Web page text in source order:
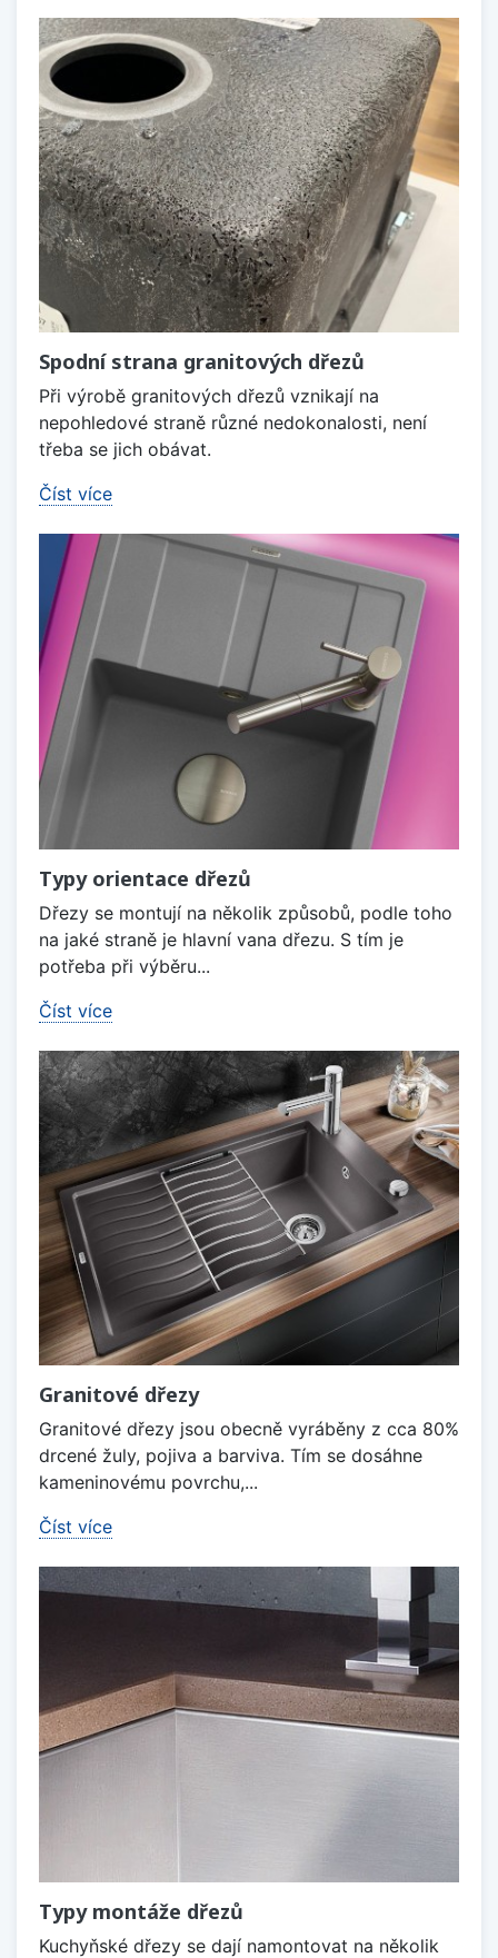
Spodní strana granitových dřezů
Při výrobě granitových dřezů vznikají na
nepohledové straně různé nedokonalosti, není
třeba se jich obávat.
Číst více
Typy orientace dřezů
Dřezy se montují na několik způsobů, podle toho
na jaké straně je hlavní vana dřezu. S tím je
potřeba při výběru...
Číst více
Granitové dřezy
Granitové dřezy jsou obecně vyráběny z cca 80%
drcené žuly, pojiva a barviva. Tím se dosáhne
kameninovému povrchu,...
Číst více
Typy montáže dřezů
Kuchyňské dřezy se dají namontovat na několik